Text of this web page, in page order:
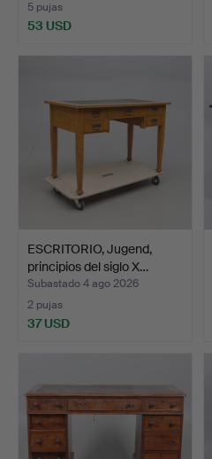
5 pujas
53 USD
ESCRITORIO, Jugend,
principios del siglo X…
Subastado 4 ago 2026
2 pujas
37 USD